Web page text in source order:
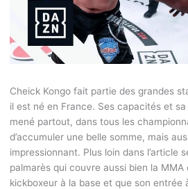
Cheick Kongo fait partie des grandes
il est né en France. Ses capacités et sa
mené partout, dans tous les
d’accumuler une belle somme, mais
impressionnant. Plus loin dans l’article
palmarès qui couvre aussi bien la MMA
kickboxeur à la base et que son entrée